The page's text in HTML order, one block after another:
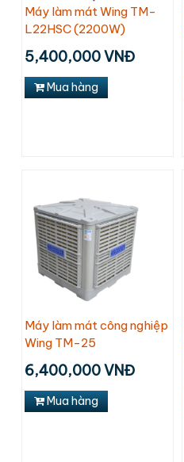
Máy làm mát Wing TM-
L22HSC (2200W)
5,400,000 VNĐ
Mua hàng
Máy làm mát công nghiệp
Wing TM-25
6,400,000 VNĐ
Mua hàng